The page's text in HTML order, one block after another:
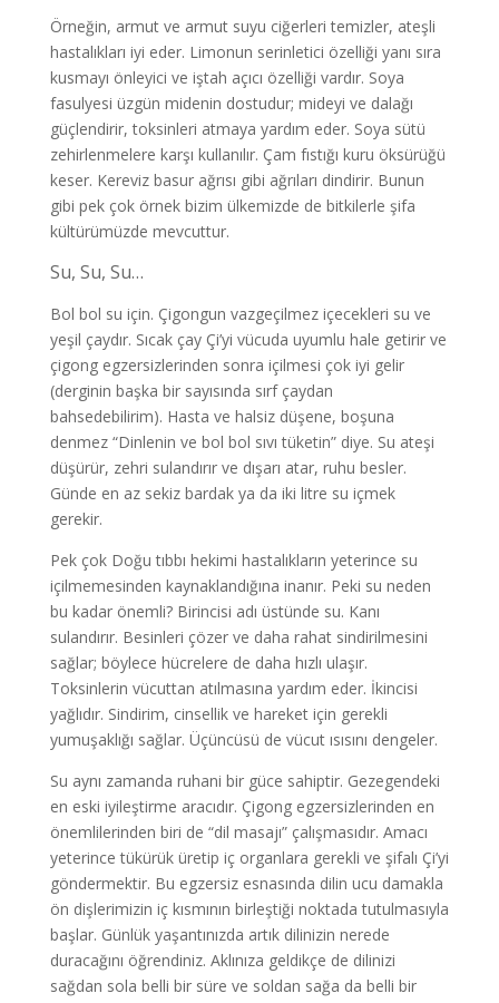
Örneğin, armut ve armut suyu ciğerleri temizler, ateşli
hastalıkları iyi eder. Limonun serinletici özelliği yanı sıra
kusmayı önleyici ve iştah açıcı özelliği vardır. Soya
fasulyesi üzgün midenin dostudur; mideyi ve dalağı
güçlendirir, toksinleri atmaya yardım eder. Soya sütü
zehirlenmelere karşı kullanılır. Çam fıstığı kuru öksürüğü
keser. Kereviz basur ağrısı gibi ağrıları dindirir. Bunun
gibi pek çok örnek bizim ülkemizde de bitkilerle şifa
kültürümüzde mevcuttur.
Su, Su, Su…
Bol bol su için. Çigongun vazgeçilmez içecekleri su ve
yeşil çaydır. Sıcak çay Çi’yi vücuda uyumlu hale getirir ve
çigong egzersizlerinden sonra içilmesi çok iyi gelir
(derginin başka bir sayısında sırf çaydan
bahsedebilirim). Hasta ve halsiz düşene, boşuna
denmez “Dinlenin ve bol bol sıvı tüketin” diye. Su ateşi
düşürür, zehri sulandırır ve dışarı atar, ruhu besler.
Günde en az sekiz bardak ya da iki litre su içmek
gerekir.
Pek çok Doğu tıbbı hekimi hastalıkların yeterince su
içilmemesinden kaynaklandığına inanır. Peki su neden
bu kadar önemli? Birincisi adı üstünde su. Kanı
sulandırır. Besinleri çözer ve daha rahat sindirilmesini
sağlar; böylece hücrelere de daha hızlı ulaşır.
Toksinlerin vücuttan atılmasına yardım eder. İkincisi
yağlıdır. Sindirim, cinsellik ve hareket için gerekli
yumuşaklığı sağlar. Üçüncüsü de vücut ısısını dengeler.
Su aynı zamanda ruhani bir güce sahiptir. Gezegendeki
en eski iyileştirme aracıdır. Çigong egzersizlerinden en
önemlilerinden biri de “dil masajı” çalışmasıdır. Amacı
yeterince tükürük üretip iç organlara gerekli ve şifalı Çi’yi
göndermektir. Bu egzersiz esnasında dilin ucu damakla
ön dişlerimizin iç kısmının birleştiği noktada tutulmasıyla
başlar. Günlük yaşantınızda artık dilinizin nerede
duracağını öğrendiniz. Aklınıza geldikçe de dilinizi
sağdan sola belli bir süre ve soldan sağa da belli bir